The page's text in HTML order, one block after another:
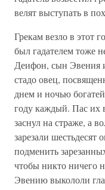
велят выступать в
Грекам везло в этот
был гадателем тоже
Деифон, сын Эвения
стадо овец,
днем и ночью
году каждый. Пас их
заснул на страже, а
зарезали
подменить
чтобы никто ничего
Эвению выкололи